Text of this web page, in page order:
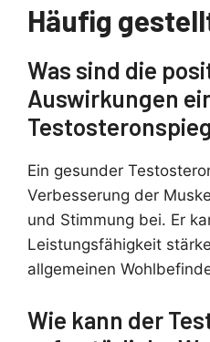
Häufig
Was sind die
Auswirkungen
Ein gesunder
Verbesserung der
und Stimmung bei. Er
Leistungsfähigkeit
allgemeinen
Wie kann der